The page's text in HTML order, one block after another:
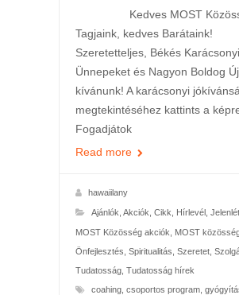
Kedves MOST
Tagjaink, kedves Barátaink!
Szeretetteljes, Békés Karácsonyi
Ünnepeket és Nagyon Boldog
kívánunk! A karácsonyi
megtekintéséhez kattints a
Fogadjátok
Read more
hawaiilany
Ajánlók Akciók Cikk Hírlevél, Jelenlét
MOST Közösség akciók MOST
Önfejlesztés Spiritualitás Szeretet,
Tudatosság, Tudatosság hírek
coahing, csoportos program,